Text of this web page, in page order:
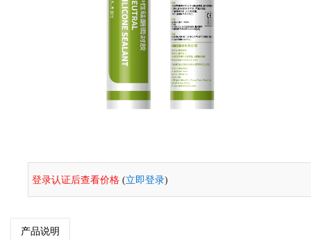
登录认证后查看价格 (立即登录)
产品说明